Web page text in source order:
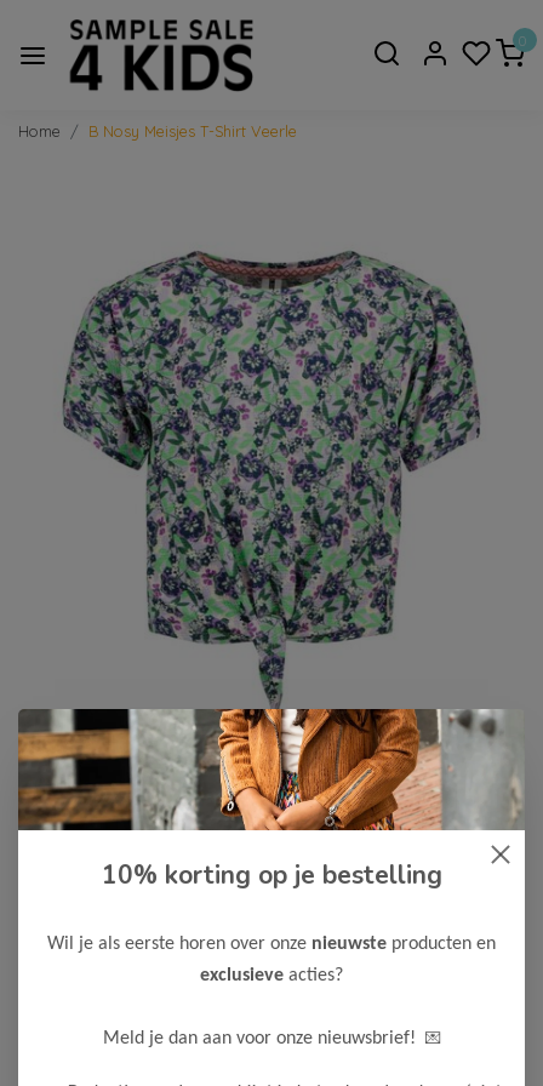
0
Home B Nosy Meisjes T-Shirt Veerle
B.Nosy -75%
B Nosy Meisjes T-Shirt Veerle
6,24 24,95
122/128
10% korting op je bestelling
Wil je als eerste horen over onze nieuwste producten en
exclusieve acties?
Meld je dan aan voor onze nieuwsbrief! 💌